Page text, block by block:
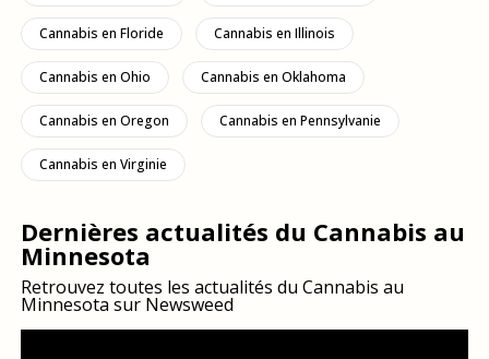
Cannabis en Floride Cannabis en Illinois
Cannabis en Ohio Cannabis en Oklahoma
Cannabis en Oregon Cannabis en Pennsylvanie
Cannabis en Virginie
Dernières actualités du Cannabis au
Minnesota
Retrouvez toutes les actualités du Cannabis au
Minnesota sur Newsweed